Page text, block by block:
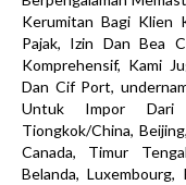
Kerumitan Bagi Klien
Pajak, Izin Dan Bea
Komprehensif, Kami
Dan Cif Port,
Untuk Impor Dari
Tiongkok/China,
Canada, Timur
Belanda, Luxembourg,